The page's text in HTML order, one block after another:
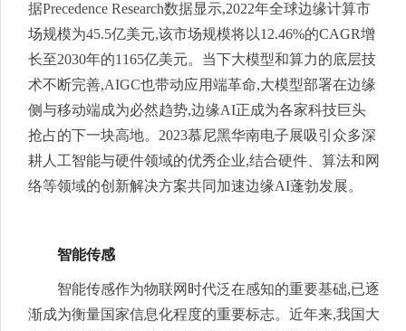
据Precedence Research数据显示,2022年全球边缘计算市
场规模为45.5亿美元,该市场规模将以12.46%的CAGR增
长至2030年的1165亿美元。当下大模型和算力的底层技
术不断完善,AIGC也带动应用端革命,大模型部署在边缘
侧与移动端成为必然趋势,边缘AI正成为各家科技巨头
抢占的下一块高地。2023慕尼黑华南电子展吸引众多深
耕人工智能与硬件领域的优秀企业,结合硬件、算法和网
络等领域的创新解决方案共同加速边缘AI蓬勃发展。
智能传感
智能传感作为物联网时代泛在感知的重要基础,已逐
渐成为衡量国家信息化程度的重要标志。近年来,我国大